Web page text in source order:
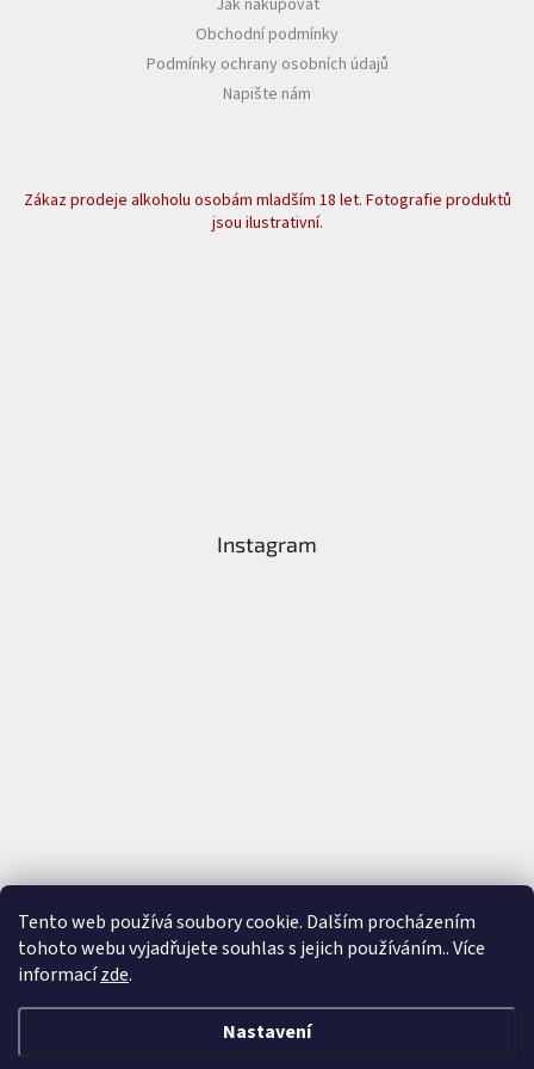
Tento web používá soubory cookie. Dalším procházením
tohoto webu vyjadřujete souhlas s jejich používáním.. Více
informacízde.
Nastavení
Jak nakupovat
Obchodní podmínky
Podmínky ochrany osobních údajů
Napište nám
Zákaz prodeje alkoholu osobám mladším 18 let. Fotografie produktů
jsou ilustrativní.
Instagram